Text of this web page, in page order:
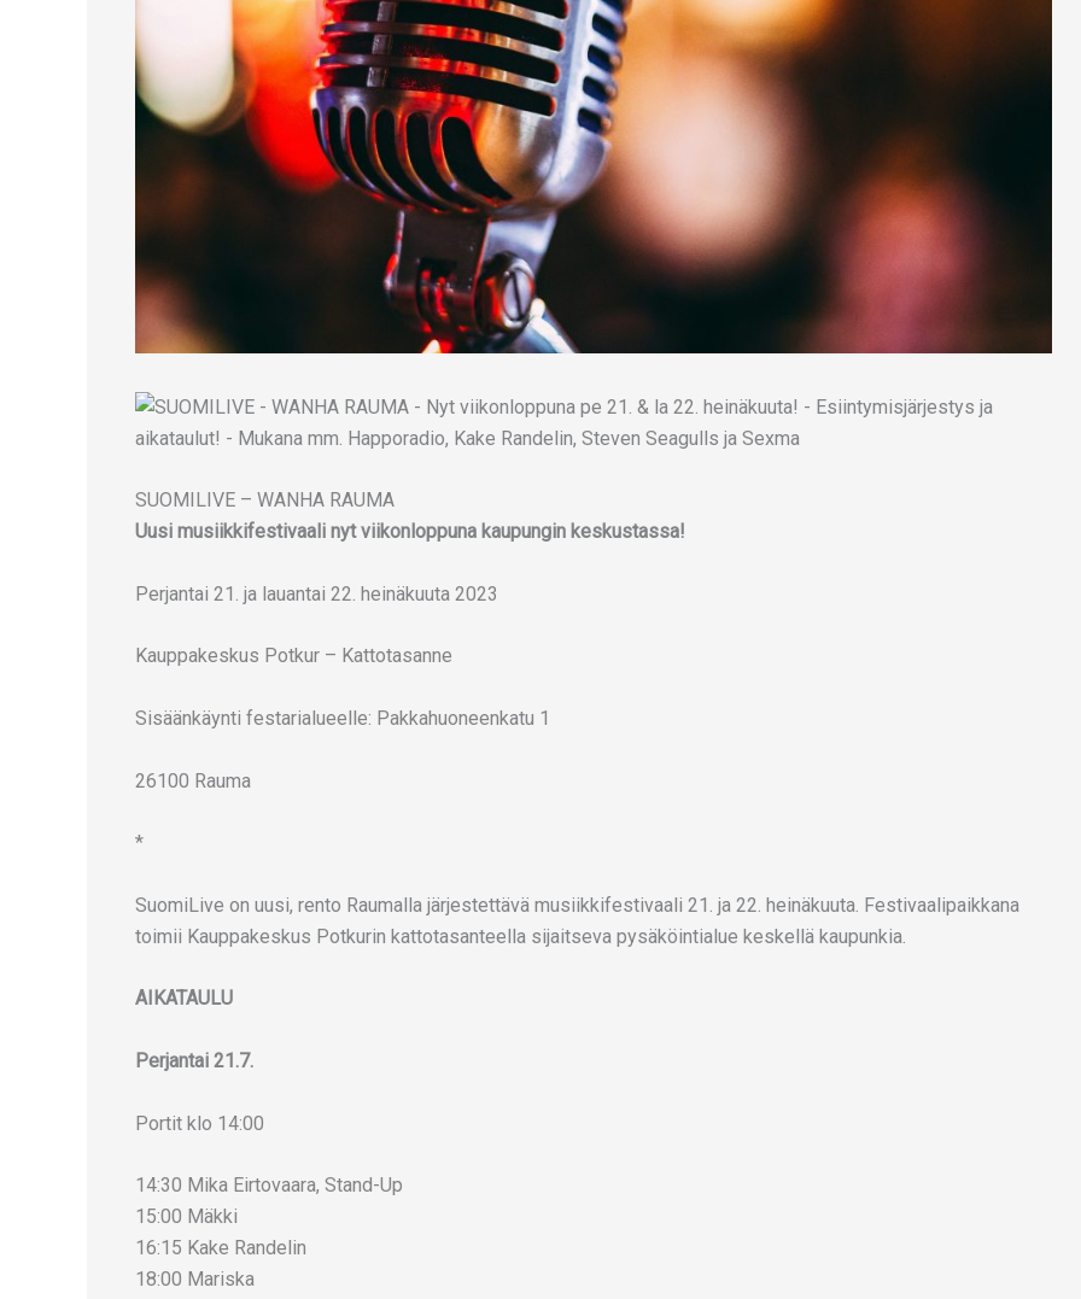
SUOMILIVE – WANHA RAUMA
Uusi musiikkifestivaali nyt viikonloppuna kaupungin keskustassa!
Perjantai 21. ja lauantai 22. heinäkuuta 2023
Kauppakeskus Potkur – Kattotasanne
Sisäänkäynti festarialueelle: Pakkahuoneenkatu 1
26100 Rauma
*
SuomiLive on uusi, rento Raumalla järjestettävä musiikkifestivaali 21. ja 22. heinäkuuta. Festivaalipaikkana
toimii Kauppakeskus Potkurin kattotasanteella sijaitseva pysäköintialue keskellä kaupunkia.
AIKATAULU
Perjantai 21.7.
Portit klo 14:00
14:30 Mika Eirtovaara, Stand-Up
15:00 Mäkki
16:15 Kake Randelin
18:00 Mariska